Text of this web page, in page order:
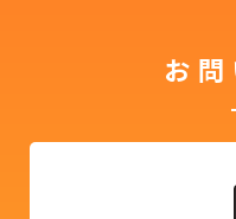
お